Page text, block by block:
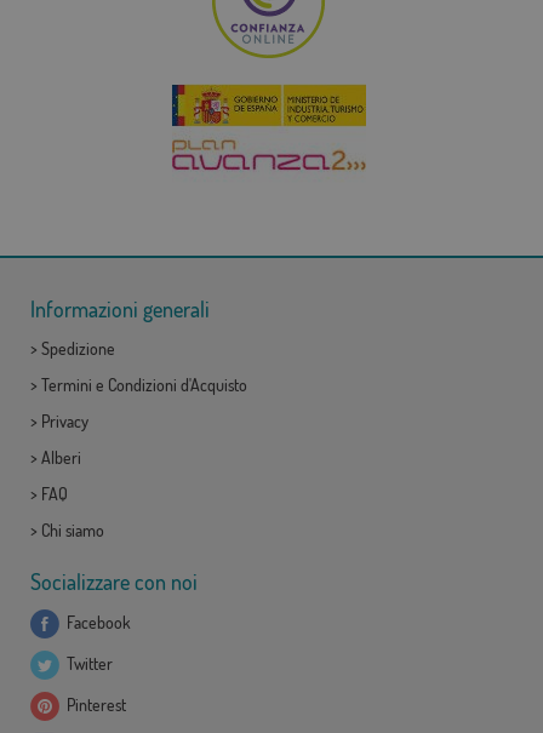
Informazioni generali
> Spedizione
> Termini e Condizioni d'Acquisto
> Privacy
> Alberi
> FAQ
> Chi siamo
Socializzare con noi
Facebook
Twitter
Pinterest